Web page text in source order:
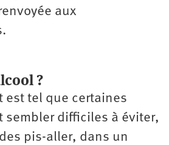
aux
?
est tel que certaines
sembler difficiles à éviter,
pis-aller, dans un